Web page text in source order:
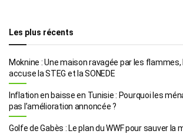
Les plus récents
Moknine : Une maison ravagée par les
accuse la STEG et la SONEDE
Inflation en baisse en Tunisie : Pourquoi les
pas l’amélioration annoncée ?
Golfe de Gabès : Le plan du WWF pour sauver la